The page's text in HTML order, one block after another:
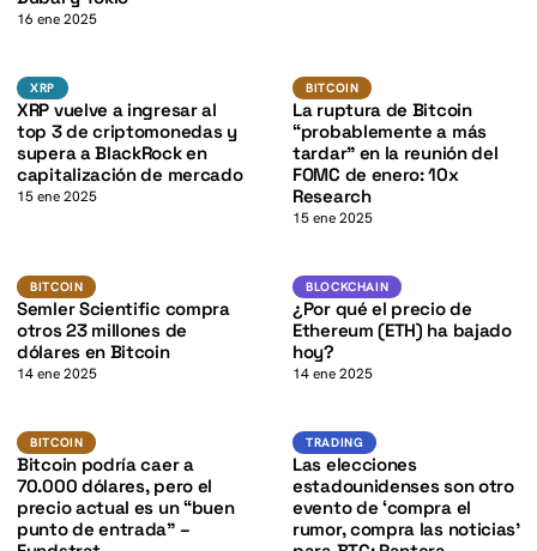
16 ene 2025
XRPXRP
XRP vuelve a ingresar al
top 3 de criptomonedas y
supera a BlackRock en
capitalización de mercado
15 ene 2025
BITCOIN BTC
BITCOIN
La ruptura de Bitcoin
“probablemente a más
tardar” en la reunión del
FOMC de enero: 10x
Research
15 ene 2025
BITCOIN BTC
K
BITCOIN
Semler Scientific compra
otros 23 millones de
dólares en Bitcoin
14 ene 2025
BLOCKCHAINETH
BLOCKCHAIN
¿Por qué el precio de
Ethereum (ETH) ha bajado
hoy?
14 ene 2025
BITCOIN BTC
K
BITCOIN
Bitcoin podría caer a
70.000 dólares, pero el
precio actual es un “buen
punto de entrada” –
TRADING BTC
TRADING
Las elecciones
estadounidenses son otro
evento de ‘compra el
rumor, compra las noticias’